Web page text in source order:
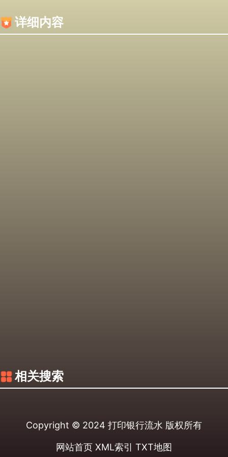
详细内容
相关搜索
Copyright © 2024 打印银行流水 版权所有
网站首页 XML索引 TXT地图